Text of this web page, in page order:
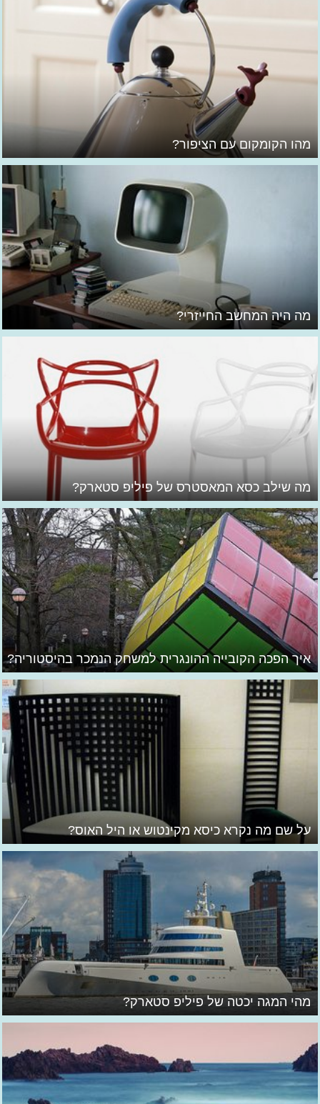
מהו הקומקום עם הציפור?
מה היה המחשב החייזרי?
מה שילב כסא המאסטרס של פיליפ סטארק?
איך הפכה הקובייה ההונגרית למשחק הנמכר בהיסטוריה?
על שם מה נקרא כיסא מקינטוש או היל האוס?
מהי המגה יכטה של פיליפ סטארק?